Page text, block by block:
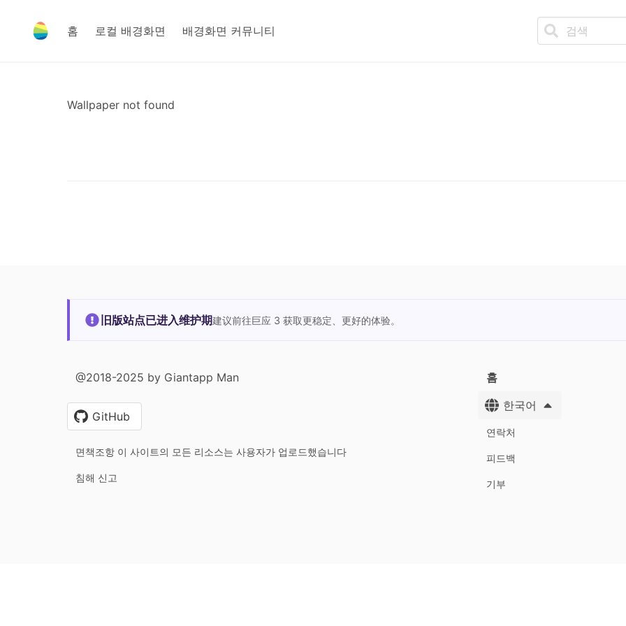
홈 로컬 배경화면 배경화면 커뮤니티
Wallpaper not found
旧版站点已进入维护期建议前往巨应 3 获取更稳定、更好的体验。
@2018-2025 by Giantapp Man
GitHub
면책조항 이 사이트의 모든 리소스는 사용자가 업로드했습니다
침해 신고
홈
한국어
연락처
피드백
기부